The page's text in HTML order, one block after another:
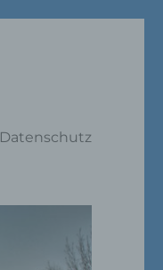
Datenschutz